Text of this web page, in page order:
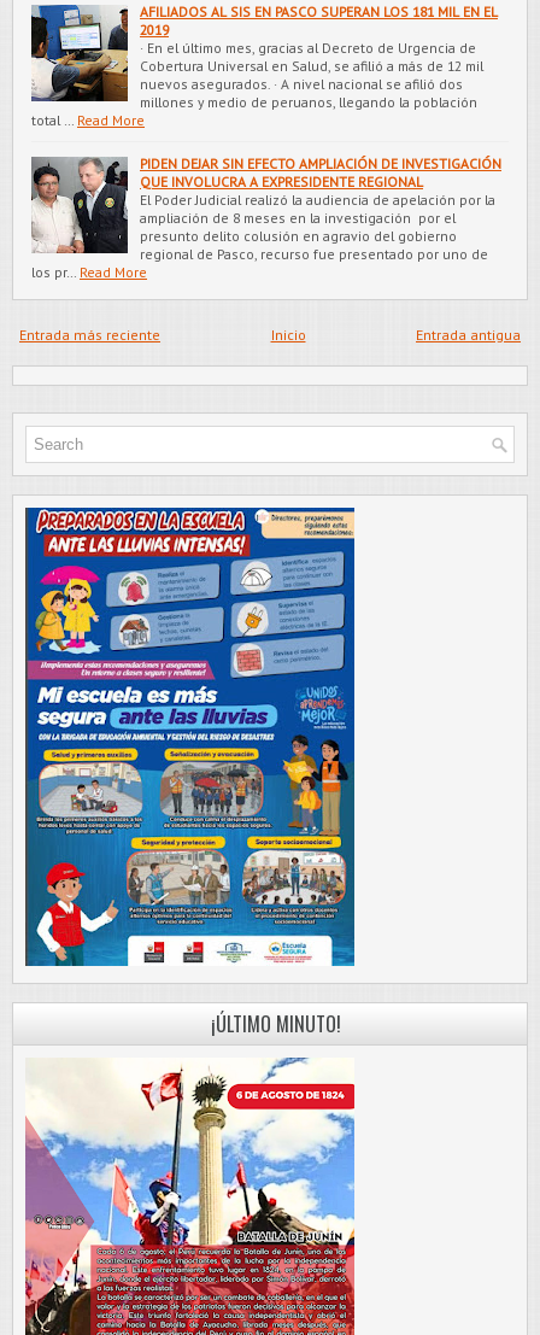
AFILIADOS AL SIS EN PASCO SUPERAN LOS 181 MIL EN EL
2019
· En el último mes, gracias al Decreto de Urgencia de
Cobertura Universal en Salud, se afilió a más de 12 mil
nuevos asegurados. · A nivel nacional se afilió dos
millones y medio de peruanos, llegando la población
total …
Read More
PIDEN DEJAR SIN EFECTO AMPLIACIÓN DE INVESTIGACIÓN
QUE INVOLUCRA A EXPRESIDENTE REGIONAL
El Poder Judicial realizó la audiencia de apelación por la
ampliación de 8 meses en la investigación por el
presunto delito colusión en agravio del gobierno
regional de Pasco, recurso fue presentado por uno de
los pr…
Read More
Entrada más reciente Entrada antigua
Inicio
¡ÚLTIMO MINUTO!